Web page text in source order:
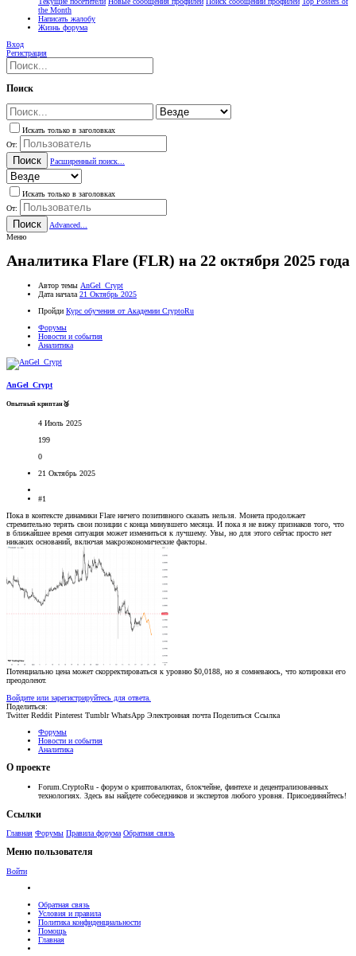
the Month
Написать жалобу
Жизнь форума
Вход
Регистрация
Поиск
Искать только в заголовках
От:
Поиск Расширенный поиск...
Искать только в заголовках
От:
Поиск
Advanced...
Меню
Аналитика Flare (FLR) на 22 октября 2025 года
Автор темы AnGel_Crypt
Дата начала 21 Октябрь 2025
Пройди Курс обучения от Академии CryptoRu
Форумы
Новости и события
Аналитика
AnGel_Crypt
Опытный криптан🥉
4 Июль 2025
199
0
21 Октябрь 2025
#1
Пока в контексте динамики Flare ничего позитивного сказать нельзя. Монета продолжает
стремительно терять свои позиции с конца минувшего месяца. И пока я не вижу признаков того, что
в ближайшее время ситуация может измениться к лучшему. Увы, но для этого сейчас просто нет
никаких оснований, включая макроэкономические факторы.
Потенциально цена может скорректироваться к уровню $0,0188, но я сомневаюсь, что котировки его
преодолеют.
Войдите или зарегистрируйтесь для ответа.
Поделиться:
Twitter Reddit Pinterest Tumblr WhatsApp Электронная почта Поделиться Ссылка
Форумы
Новости и события
Аналитика
О проекте
Forum.CryptoRu - форум о криптовалютах, блокчейне, финтехе и децентрализованных
технологиях. Здесь вы найдете собеседников и экспертов любого уровня. Присоединяйтесь!
Ссылки
Главная Форумы Правила форума Обратная связь
Меню пользователя
Войти
Обратная связь
Условия и правила
Политика конфиденциальности
Помощь
Главная